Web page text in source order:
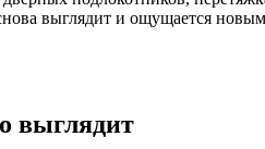
выглядит и ощущается
выглядит